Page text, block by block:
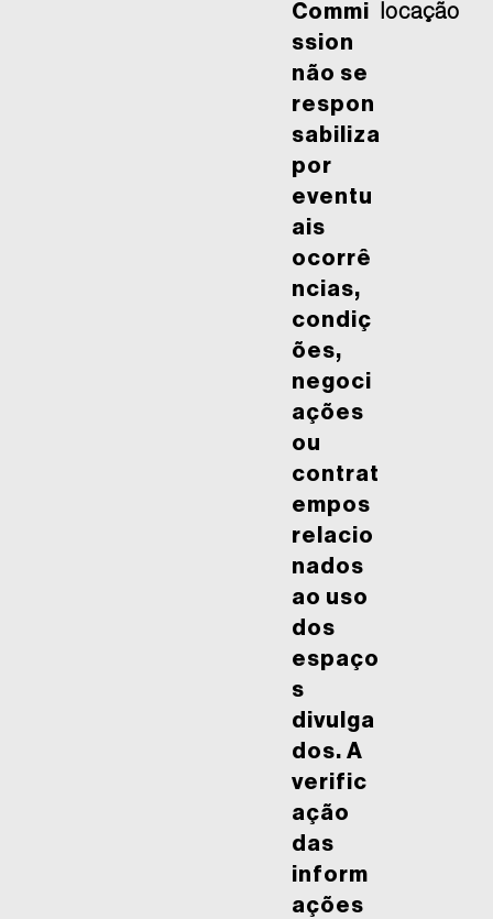
Commi
ssion
não se
respon
sabiliza
por
eventu
ais
ocorrê
ncias,
condiç
ões,
negoci
ações
ou
contrat
empos
relacio
nados
ao uso
dos
espaço
s
divulga
dos. A
verific
ação
das
inform
ações
locação